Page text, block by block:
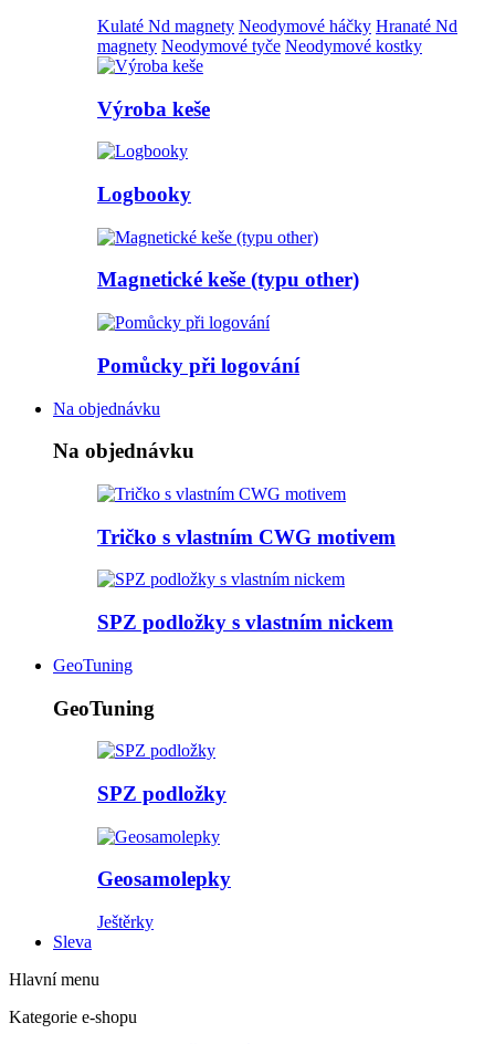
Kulaté Nd magnety Neodymové háčky Hranaté Nd
magnety Neodymové tyče Neodymové kostky
Výroba keše
Logbooky
Magnetické keše (typu other)
Pomůcky při logování
Na objednávku
Na objednávku
Tričko s vlastním CWG motivem
SPZ podložky s vlastním nickem
GeoTuning
GeoTuning
SPZ podložky
Geosamolepky
Ještěrky
Sleva
Hlavní menu
Kategorie e-shopu